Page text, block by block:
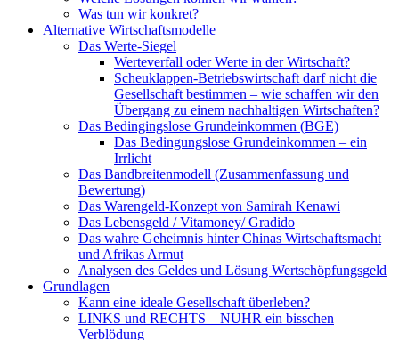
Was tun wir konkret?
Alternative Wirtschaftsmodelle
Das Werte-Siegel
Werteverfall oder Werte in der Wirtschaft?
Scheuklappen-Betriebswirtschaft darf nicht die
Gesellschaft bestimmen – wie schaffen wir den
Übergang zu einem nachhaltigen Wirtschaften?
Das Bedingingslose Grundeinkommen (BGE)
Das Bedingungslose Grundeinkommen – ein
Irrlicht
Das Bandbreitenmodell (Zusammenfassung und
Bewertung)
Das Warengeld-Konzept von Samirah Kenawi
Das Lebensgeld / Vitamoney/ Gradido
Das wahre Geheimnis hinter Chinas Wirtschaftsmacht
und Afrikas Armut
Analysen des Geldes und Lösung Wertschöpfungsgeld
Grundlagen
Kann eine ideale Gesellschaft überleben?
LINKS und RECHTS – NUHR ein bisschen
Verblödung